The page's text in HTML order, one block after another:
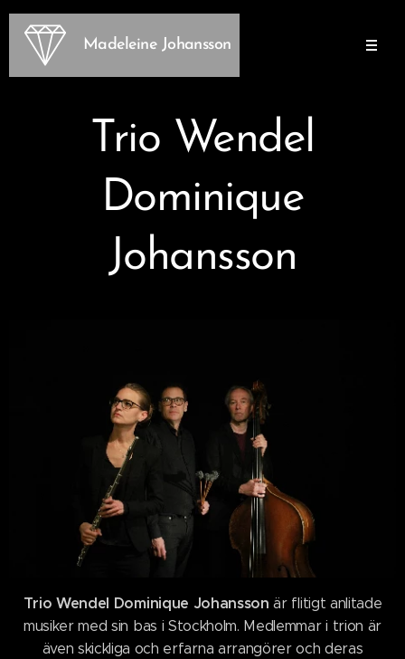
Madeleine Johansson
Trio Wendel
Dominique
Johansson
Trio Wendel Dominique Johanssonär flitigt anlitade
musiker med sin bas i Stockholm. Medlemmar i trion är
även skickliga och erfarna arrangörer och deras